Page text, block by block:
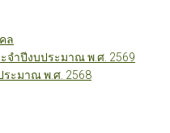
ล
ำปีงบประมาณ พ.ศ. 2569
ะมาณ พ.ศ. 2568